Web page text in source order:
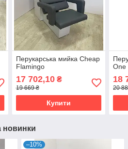
Перукарська мийка Cheap
Flamingo
17 702,10₴
19 669 ₴
Купити
One
18
20
новинки
–10%